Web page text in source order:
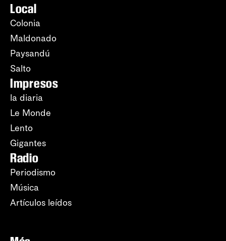
Local
Colonia
Maldonado
Paysandú
Salto
Impresos
la diaria
Le Monde
Lento
Gigantes
Radio
Periodismo
Música
Artículos leídos